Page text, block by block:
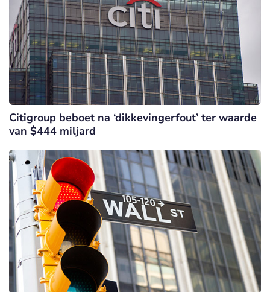
Citigroup beboet na ‘dikkevingerfout’ ter waarde
van $444 miljard